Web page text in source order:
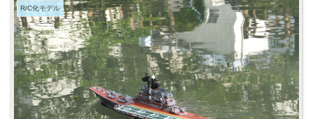
R/C化モデル